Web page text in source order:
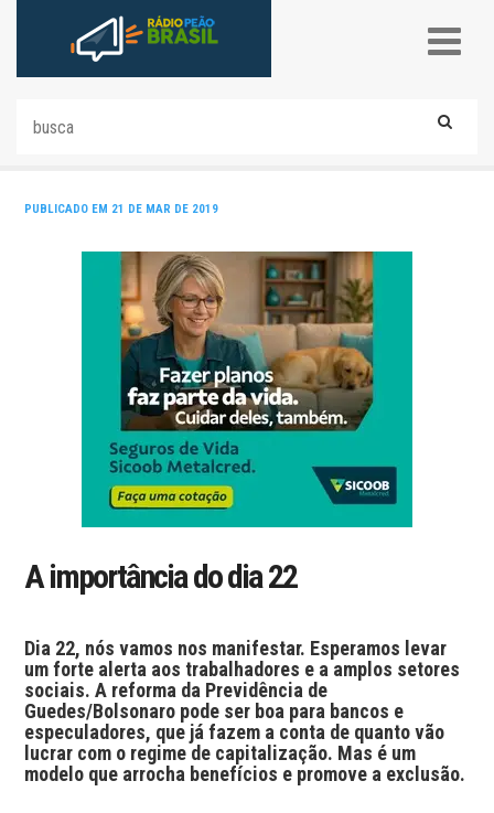
PUBLICADO EM 21 DE MAR DE 2019
A importância do dia 22
Dia 22, nós vamos nos manifestar. Esperamos levar
um forte alerta aos trabalhadores e a amplos setores
sociais. A reforma da Previdência de
Guedes/Bolsonaro pode ser boa para bancos e
especuladores, que já fazem a conta de quanto vão
lucrar com o regime de capitalização. Mas é um
modelo que arrocha benefícios e promove a exclusão.